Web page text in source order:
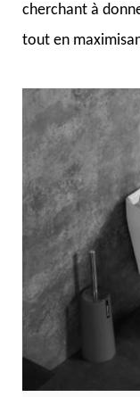
cherchant à
tout en